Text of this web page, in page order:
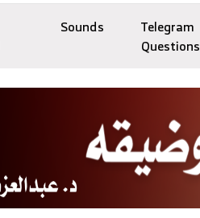
Sounds
Telegram
Questions